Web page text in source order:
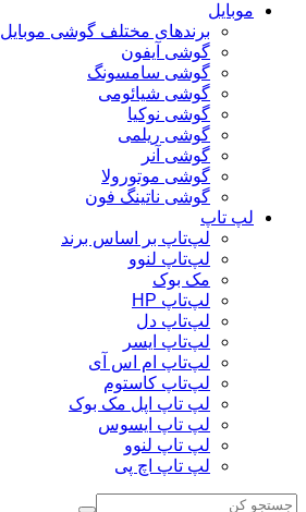
موبایل
برندهای مختلف گوشی موبایل
گوشی آیفون
گوشی سامسونگ
گوشی شیائومی
گوشی نوکیا
گوشی ریلمی
گوشی آنر
گوشی موتورولا
گوشی ناتینگ فون
لپ تاپ
لپ‌تاپ بر اساس برند
لپ‌تاپ لنوو
مک بوک
لپ‌تاپ HP
لپ‌تاپ دل
لپ‌تاپ ایسر
لپ‌تاپ ام اس آی
لپ‌تاپ کاستوم
لپ تاپ اپل مک بوک
لپ تاپ ایسوس
لپ تاپ لنوو
لپ تاپ اچ پی